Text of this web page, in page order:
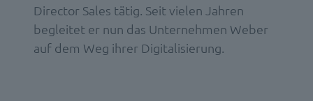
Director Sales tätig. Seit vielen Jahren
begleitet er nun das Unternehmen Weber
auf dem Weg ihrer Digitalisierung.